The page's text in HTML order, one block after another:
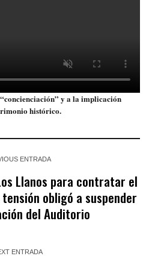
y a la implicación
histórico.
ENTRADA
Llanos para contratar el
obligó a suspender
del Auditorio
ENTRADA